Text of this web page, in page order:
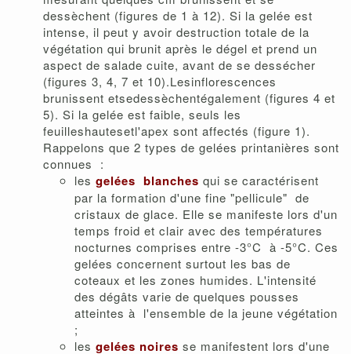
dessèchent (figures de 1 à 12). Si la gelée est
intense, il peut y avoir destruction totale de la
végétation qui brunit après le dégel et prend un
aspect de salade cuite, avant de se dessécher
(figures 3, 4, 7 et 10).Lesinflorescences
brunissent etsedessèchentégalement (figures 4 et
5). Si la gelée est faible, seuls les
feuilleshautesetl'apex sont affectés (figure 1).
Rappelons que 2 types de gelées printanières sont
connues :
les gelées blanches qui se caractérisent
par la formation d'une fine "pellicule" de
cristaux de glace. Elle se manifeste lors d'un
temps froid et clair avec des températures
nocturnes comprises entre -3°C à -5°C. Ces
gelées concernent surtout les bas de
coteaux et les zones humides. L'intensité
des dégâts varie de quelques pousses
atteintes à l'ensemble de la jeune végétation
;
les gelées noires se manifestent lors d'une